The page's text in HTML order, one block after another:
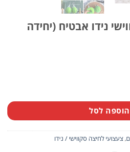
נידו אבטיח (יחידה
נידו אבטיח (יחידה בודדת)
הוספה לסל
, צעצועי לחיצה סקווישי / נידו